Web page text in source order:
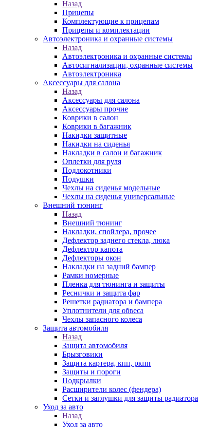
Назад
Прицепы
Комплектующие к прицепам
Прицепы и комплектации
Автоэлектроника и охранные системы
Назад
Автоэлектроника и охранные системы
Автосигнализации, охранные системы
Автоэлектроника
Аксессуары для салона
Назад
Аксессуары для салона
Аксессуары прочие
Коврики в салон
Коврики в багажник
Накидки защитные
Накидки на сиденья
Накладки в салон и багажник
Оплетки для руля
Подлокотники
Подушки
Чехлы на сиденья модельные
Чехлы на сиденья универсальные
Внешний тюнинг
Назад
Внешний тюнинг
Накладки, спойлера, прочее
Дефлектор заднего стекла, люка
Дефлектор капота
Дефлекторы окон
Накладки на задний бампер
Рамки номерные
Пленка для тюнинга и защиты
Реснички и защита фар
Решетки радиатора и бампера
Уплотнители для обвеса
Чехлы запасного колеса
Защита автомобиля
Назад
Защита автомобиля
Брызговики
Защита картера, кпп, ркпп
Защиты и пороги
Подкрылки
Расширители колес (фендера)
Сетки и заглушки для защиты радиатора
Уход за авто
Назад
Уход за авто